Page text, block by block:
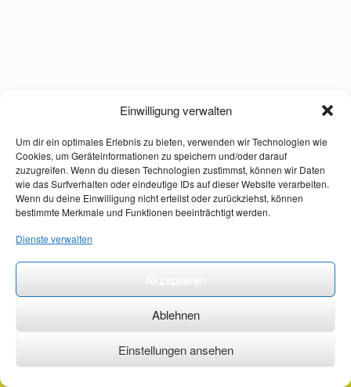
Einwilligung verwalten
Um dir ein optimales Erlebnis zu bieten, verwenden wir Technologien wie
Cookies, um Geräteinformationen zu speichern und/oder darauf
zuzugreifen. Wenn du diesen Technologien zustimmst, können wir Daten
wie das Surfverhalten oder eindeutige IDs auf dieser Website verarbeiten.
Wenn du deine Einwilligung nicht erteilst oder zurückziehst, können
bestimmte Merkmale und Funktionen beeinträchtigt werden.
Dienste verwalten
Ablehnen
Einstellungen ansehen
©2026 ·erstehilfekurs-mauch.de ·AGB ·Datenschutzerklärung ·Impressum ·